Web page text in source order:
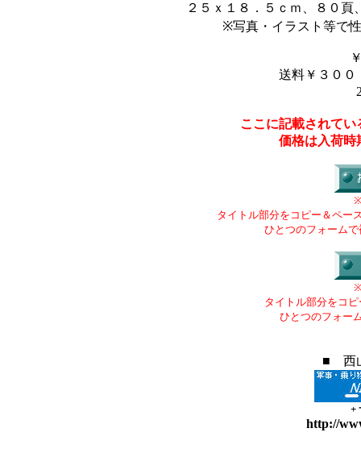
２５ｘ１８．５ｃｍ、８０
※写真・イラスト等で
送料￥３００
ここに記載されて
価格は入荷時
タイトル部分をコピー＆ペー
ひとつのフォーム
タイトル部分をコ
ひとつのフォー
■ 西
+
http://